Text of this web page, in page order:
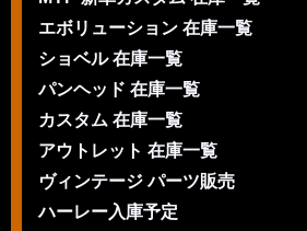
エボリューション 在庫一覧
ショベル 在庫一覧
パンヘッド 在庫一覧
カスタム 在庫一覧
アウトレット 在庫一覧
ヴィンテージ パーツ販売
ハーレー入庫予定